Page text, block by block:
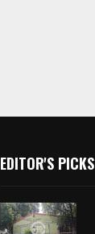
EDITOR'S PICKS